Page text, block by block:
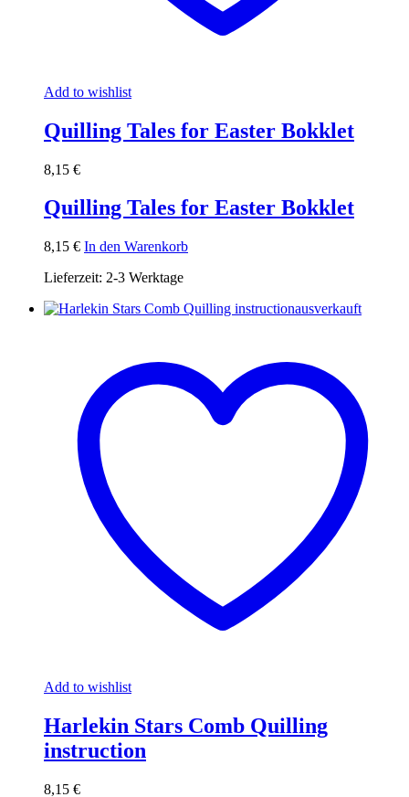
Add to wishlist
Quilling Tales for Easter Bokklet
8,15 €
Quilling Tales for Easter Bokklet
8,15 € In den Warenkorb
Lieferzeit: 2-3 Werktage
ausverkauft
Add to wishlist
Harlekin Stars Comb Quilling
instruction
8,15 €